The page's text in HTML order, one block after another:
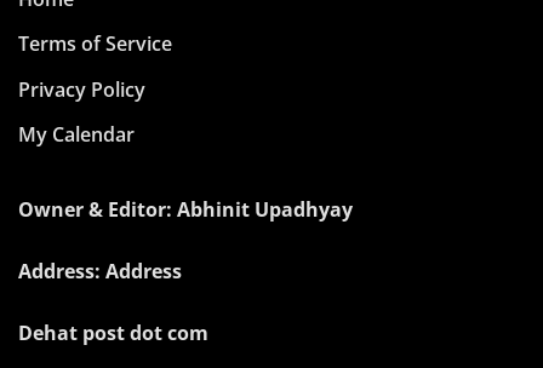
Terms of Service
Privacy Policy
My Calendar
Owner & Editor: Abhinit Upadhyay
Address: Address
Dehat post dot com